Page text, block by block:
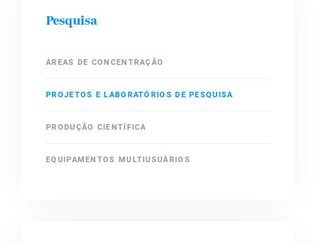
Pesquisa
ÁREAS DE CONCENTRAÇÃO
PROJETOS E LABORATÓRIOS DE PESQUISA
PRODUÇÃO CIENTÍFICA
EQUIPAMENTOS MULTIUSUÁRIOS